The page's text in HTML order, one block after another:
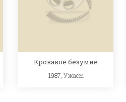
Кровавое безумие
1987, Ужасы